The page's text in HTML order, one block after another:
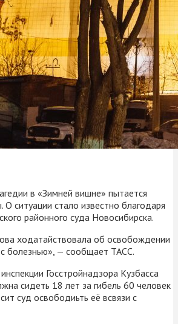
в «Зимней вишне» пытается
ситуации стало известно благодаря
районного суда Новосибирска.
ходатайствовала об освобождении
с болезнью», — сообщает ТАСС.
Госстройнадзора Кузбасса
сидеть 18 лет за гибель 60 человек
суд освободиьть её всвязи с